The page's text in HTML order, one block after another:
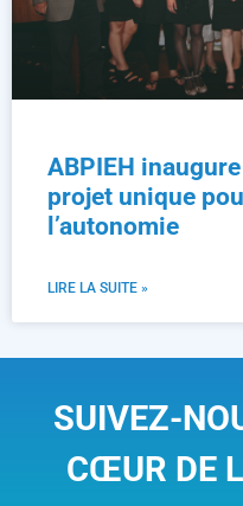
ABPIEH
projet unique
l’autonomie
LIRE LA SUITE »
SUIVEZ-
CŒUR DE